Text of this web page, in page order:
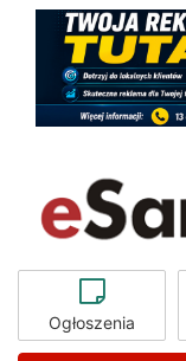
Ogłoszenia